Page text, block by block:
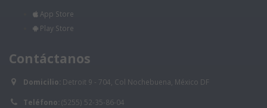
App Store
Play Store
Contáctanos
Domicilio: Detroit 9 - 704, Col Nochebuena, México DF
Teléfono: (5255) 52-35-86-04